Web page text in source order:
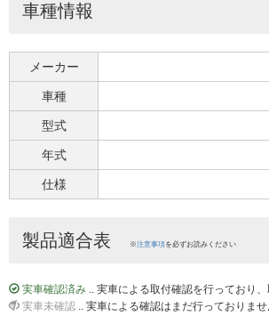
車種情報
メーカー
車種
型式
年式
仕様
製品適合表 ※注意事項を必ずお読みください
実車確認済み .. 実車による取付確認を行っており
実車未確認 .. 実車による確認はまだ行っておりませ